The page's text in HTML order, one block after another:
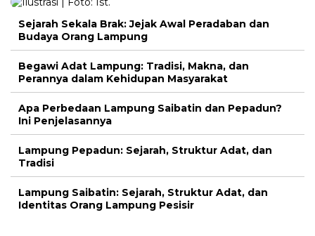
Sejarah Sekala Brak: Jejak Awal Peradaban dan
Budaya Orang Lampung
Begawi Adat Lampung: Tradisi, Makna, dan
Perannya dalam Kehidupan Masyarakat
Apa Perbedaan Lampung Saibatin dan Pepadun?
Ini Penjelasannya
Lampung Pepadun: Sejarah, Struktur Adat, dan
Tradisi
Lampung Saibatin: Sejarah, Struktur Adat, dan
Identitas Orang Lampung Pesisir